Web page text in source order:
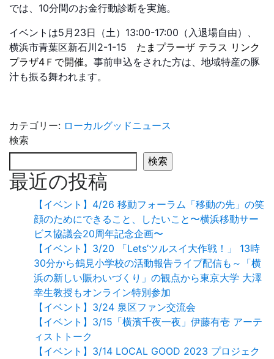
では、10分間のお金行動診断を実施。
イベントは5月23日（土）13:00-17:00（入退場自由）、
横浜市青葉区新石川2-1-15 たまプラーザ テラス リンク
プラザ4Ｆで開催。 事前申込をされた方は、地域特産の豚
汁も振る舞われます。
カテゴリー: ローカルグッドニュース
検索
検索
最近の投稿
【イベント】4/26 移動フォーラム「移動の先」の笑
顔のためにできること、したいこと〜横浜移動サー
ビス協議会20周年記念企画〜
【イベント】3/20 「Lets’ツルスイ大作戦！」 13時
30分から鶴見小学校の活動報告ライブ配信も～「横
浜の新しい賑わいづくり」の観点から東京大学 大澤
幸生教授もオンライン特別参加
【イベント】3/24 泉区ファン交流会
【イベント】3/15「横濱千夜一夜」伊藤有壱 アーテ
ィストトーク
【イベント】3/14 LOCAL GOOD 2023 プロジェク